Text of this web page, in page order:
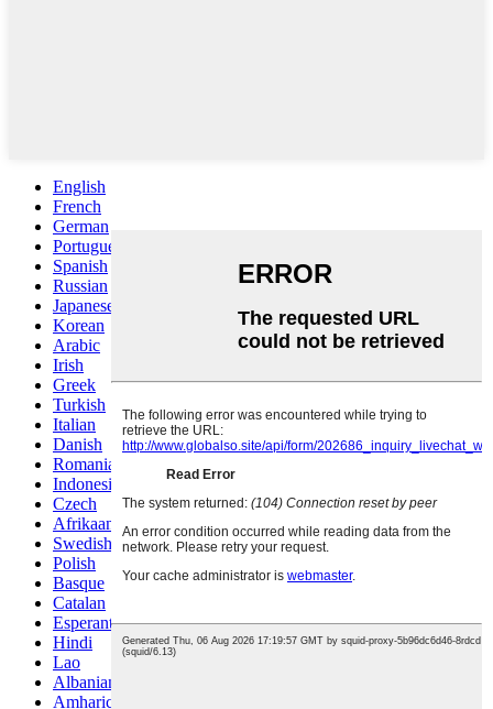
English
French
German
Portuguese
Spanish
Russian
Japanese
Korean
Arabic
Irish
Greek
Turkish
Italian
Danish
Romanian
Indonesian
Czech
Afrikaans
Swedish
Polish
Basque
Catalan
Esperanto
Hindi
Lao
Albanian
Amharic